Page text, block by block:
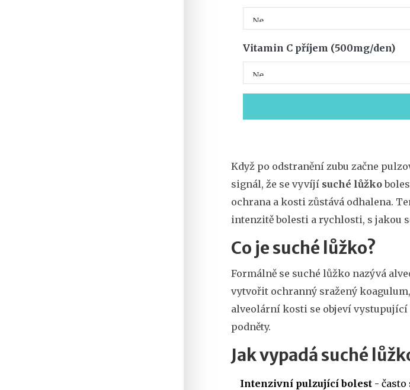
Vitamin C příjem (500mg/den)
Když po odstranění zubu začne
signál, že se vyvíjí suché lůžko
ochrana a kosti zůstává odhalena.
intenzitě bolesti a rychlosti, s jakou
Co je suché lůžko?
Formálně se suché lůžko nazývá
vytvořit ochranný sražený
alveolární kosti se objeví
podněty.
Jak vypadá suché
Intenzivní pulzující bolest - často